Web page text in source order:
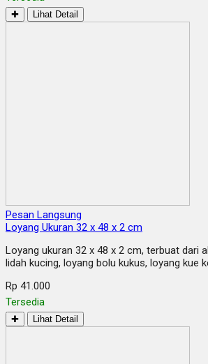
✚ Lihat Detail
Pesan Langsung
Loyang Ukuran 32 x 48 x 2 cm
Loyang ukuran 32 x 48 x 2 cm, terbuat dari
lidah kucing, loyang bolu kukus, loyang kue
Rp 41.000
Tersedia
✚ Lihat Detail